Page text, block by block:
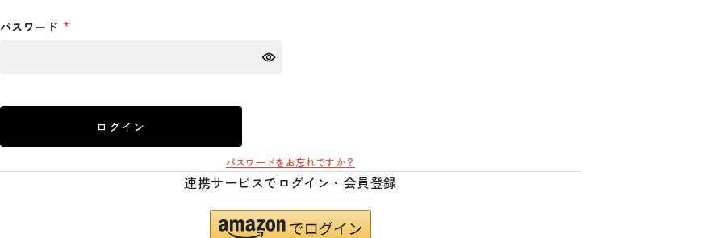
パスワード
ログイン
パスワードをお忘れですか？
連携サービスでログイン・会員登録